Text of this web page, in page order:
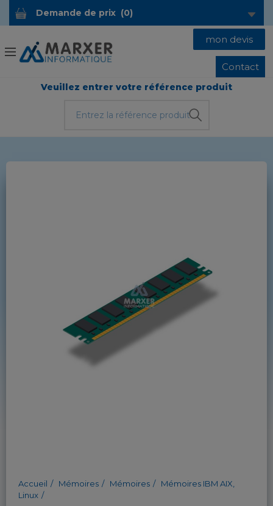
Demande de prix (0)
mon devis
Contact
Veuillez entrer votre référence produit
Accueil Mémoires Mémoires
Mémoires IBM AIX,
Linux